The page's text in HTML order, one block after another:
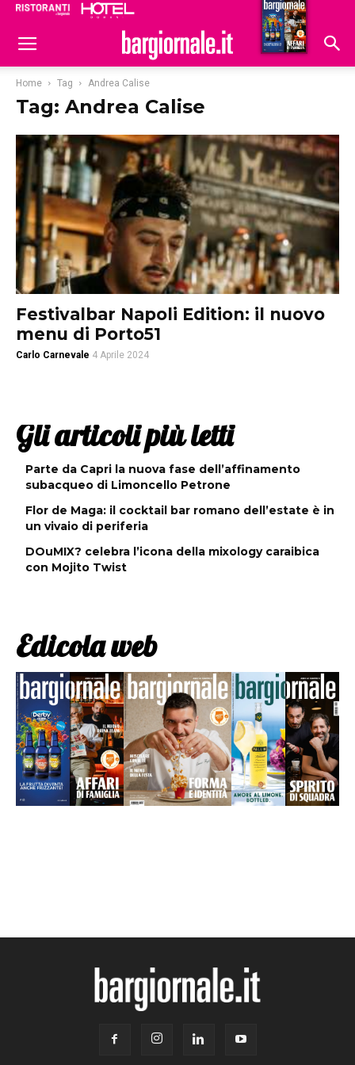
Hoteldomani
Home Tag Andrea Calise
Tag: Andrea Calise
Festivalbar Napoli Edition: il nuovo
menu di Porto51
Carlo Carnevale 4 Aprile 2024
Gli articoli più letti
Parte da Capri la nuova fase dell’affinamento
subacqueo di Limoncello Petrone
Flor de Maga: il cocktail bar romano dell’estate è in
un vivaio di periferia
DOuMIX? celebra l’icona della mixology caraibica
con Mojito Twist
Edicola web